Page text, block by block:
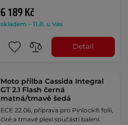
6 189 Kč
skladem – 11.8. u Vás
Detail
Moto přilba Cassida Integral
GT 2.1 Flash černá
matná/tmavě šedá
ECE 22.06, příprava pro Pinlock® folii,
čiré a tmavé plexi součástí balení.